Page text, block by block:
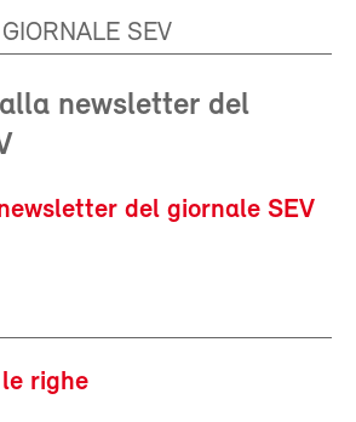
SEV
newsletter del
del giornale SEV
righe